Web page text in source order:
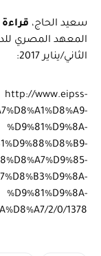
سعيد الحاج،
الثاني/يناير 2017:
http://www.eipss-
%D9%81%D9%8A-
%D9%81%D9%8A-
2/0/1378